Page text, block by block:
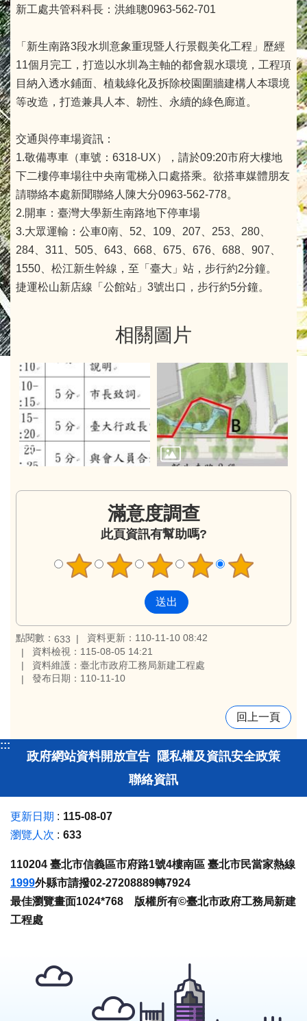
新工處共管科科長：洪維聰0963-562-701
「新生南路3段水圳意象重現暨人行景觀美化工程」歷經
11個月完工，打造以水圳為主軸的都會親水環境，工程項
目納入透水鋪面、植栽綠化及拆除校園圍牆建構人本環境
等改造，打造兼具人本、韌性、永續的綠色廊道。
交通與停車場資訊：
1.敬備專車（車號：6318-UX），請於09:20市府大樓地
下二樓停車場往中央南電梯入口處搭乘。欲搭車媒體朋友
請聯絡本處新聞聯絡人陳大分0963-562-778。
2.開車：臺灣大學新生南路地下停車場
3.大眾運輸：公車0南、52、109、207、253、280、
284、311、505、643、668、675、676、688、907、
1550、松江新生幹線，至「臺大」站，步行約2分鐘。
捷運松山新店線「公館站」3號出口，步行約5分鐘。
相關圖片
滿意度調查
此頁資訊有幫助嗎?
點閱數： 633
資料更新：110-11-10 08:42
資料檢視：115-08-05 14:21
資料維護：臺北市政府工務局新建工程處
發布日期：110-11-10
回上一頁
:::
政府網站資料開放宣告 隱私權及資訊安全政策
聯絡資訊
更新日期
115-08-07
瀏覽人次
633
110204 臺北市信義區市府路1號4樓南區 臺北市民當家熱線
1999外縣市請撥02-27208889轉7924
最佳瀏覽畫面1024*768 版權所有©臺北市政府工務局新建
工程處